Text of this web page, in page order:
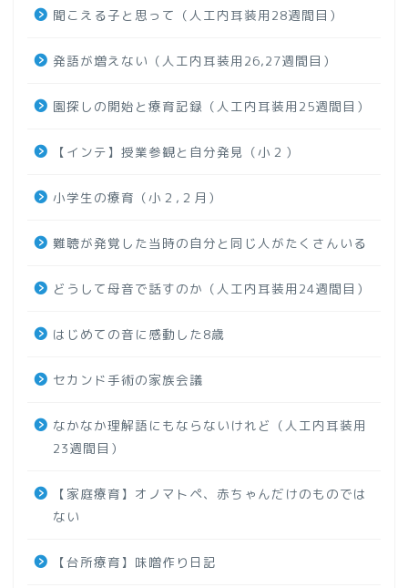
聞こえる子と思って（人工内耳装用28週間目）
発語が増えない（人工内耳装用26,27週間目）
園探しの開始と療育記録（人工内耳装用25週間目）
【インテ】授業参観と自分発見（小２）
小学生の療育（小２,２月）
難聴が発覚した当時の自分と同じ人がたくさんいる
どうして母音で話すのか（人工内耳装用24週間目）
はじめての音に感動した8歳
セカンド手術の家族会議
なかなか理解語にもならないけれど（人工内耳装用
23週間目）
【家庭療育】オノマトペ、赤ちゃんだけのものでは
ない
【台所療育】味噌作り日記